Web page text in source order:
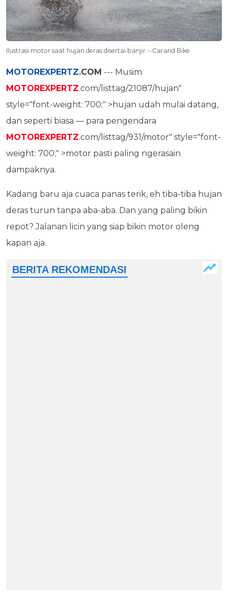
Ilustrasi motor saat hujan deras disertai banjir.--Carand Bike
MOTOREXPERTZ.COM --- Musim
MOTOREXPERTZ.com/listtag/21087/hujan"
style="font-weight: 700;" >hujan udah mulai datang,
dan seperti biasa — para pengendara
MOTOREXPERTZ.com/listtag/931/motor" style="font-
weight: 700;" >motor pasti paling ngerasain
dampaknya.
Kadang baru aja cuaca panas terik, eh tiba-tiba hujan
deras turun tanpa aba-aba. Dan yang paling bikin
repot? Jalanan licin yang siap bikin motor oleng
kapan aja.